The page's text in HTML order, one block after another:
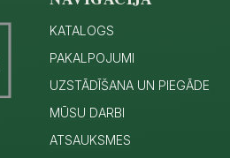
KATALOGS
PAKALPOJUMI
UZSTĀDĪŠANA UN PIEGĀDE
MŪSU DARBI
ATSAUKSMES